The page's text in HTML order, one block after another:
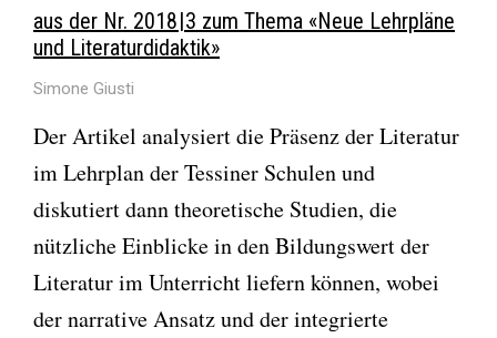
aus der Nr. 2018 | 3 zum Thema «Neue Lehrpläne
und Literaturdidaktik»
Simone Giusti
Der Artikel analysiert die Präsenz der Literatur
im Lehrplan der Tessiner Schulen und
diskutiert dann theoretische Studien, die
nützliche Einblicke in den Bildungswert der
Literatur im Unterricht liefern können, wobei
der narrative Ansatz und der integrierte